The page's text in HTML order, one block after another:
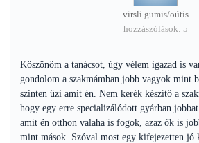
virsli gumis/oútis
hozzászólások: 5
Köszönöm a tanácsot, úgy vélem igazad is
gondolom a szakmámban jobb vagyok mint
szinten űzi amit én. Nem kerék készítő a
hogy egy erre specializálódott gyárban
amit én otthon valaha is fogok, azaz ők is
mint mások. Szóval most egy kifejezetten jó